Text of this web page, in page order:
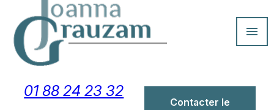
menu
01 88 24 23 32
Contacter le
Panneau de gestion des cookies